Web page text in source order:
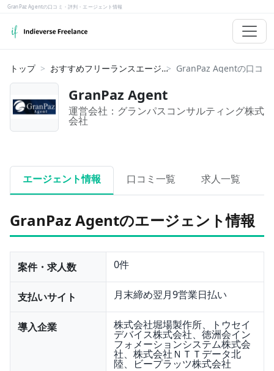
GranPaz Agentの口コミ・評判・エージェント情報
トップ おすすめフリーランスエージェント
GranPaz Agent
運営会社： グランパスコンサルティング株式
会社
エージェント情報 口コミ一覧 求人一覧
GranPaz Agentのエージェント情報
案件・求人数 0件
支払いサイト 月末締め翌月9営業日払い
導入企業 株式会社堀場製作所、トウセイ
デバイス株式会社、徳洲会イン
フォメーションシステム株式会
社、株式会社ＮＴＴデータ北
陸、ビープラッツ株式会社